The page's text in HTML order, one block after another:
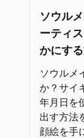
ソウル
ーティ
かにす
ソウルメ
か？サイ
年月日を
出す方法
顔絵を手